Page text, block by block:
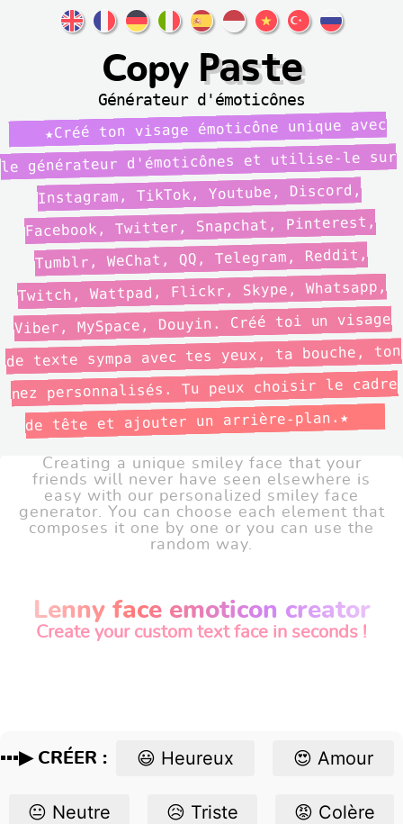
Copy Paste
Générateur d'émoticônes
Créé ton visage émoticône unique avec
le générateur d'émoticônes et utilise-le sur
Instagram, TikTok, Youtube, Discord,
Facebook, Twitter, Snapchat, Pinterest,
Tumblr, WeChat, QQ, Telegram, Reddit,
Twitch, Wattpad, Flickr, Skype, Whatsapp,
Viber, MySpace, Douyin. Créé toi un visage
de texte sympa avec tes yeux, ta bouche, ton
nez personnalisés. Tu peux choisir le cadre
de tête et ajouter un arrière-plan.
Creating a unique smiley face that your
friends will never have seen elsewhere is
easy with our personalized smiley face
generator. You can choose each element that
composes it one by one or you can use the
random way.
Lenny face emoticon creator
Create your custom text face in seconds !
▪▪▪▶ CRÉER : 😃 Heureux 😍 Amour
😐 Neutre 😥 Triste 😡 Colère